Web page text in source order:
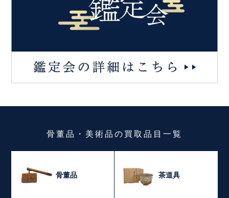
骨董品・美術品の買取品目一覧
骨董品 茶道具